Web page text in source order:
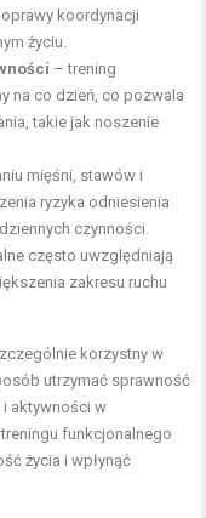
koordynacji
życiu.
– trening
na co dzień, co pozwala
takie jak noszenie
mięśni, stawów i
ryzyka odniesienia
czynności.
często uwzględniają
zakresu ruchu
korzystny w
utrzymać sprawność
aktywności w
funkcjonalnego
życia i wpłynąć